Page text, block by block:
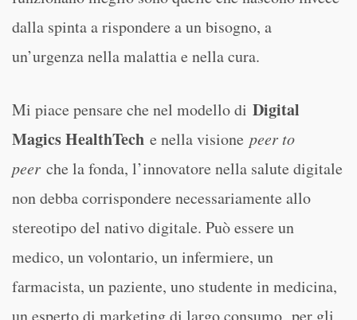
dalla spinta a rispondere a un bisogno, a
un’urgenza nella malattia e nella cura.
Mi piace pensare che nel modello di Digital
Magics HealthTech e nella visione peer to
peer che la fonda, l’innovatore nella salute digitale
non debba corrispondere necessariamente allo
stereotipo del nativo digitale. Può essere un
medico, un volontario, un infermiere, un
farmacista, un paziente, uno studente in medicina,
un esperto di marketing di largo consumo per gli